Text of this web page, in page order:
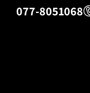
077-8051068